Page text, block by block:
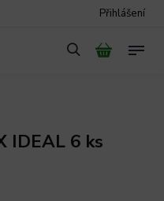
Přihlášení
IDEAL 6 ks